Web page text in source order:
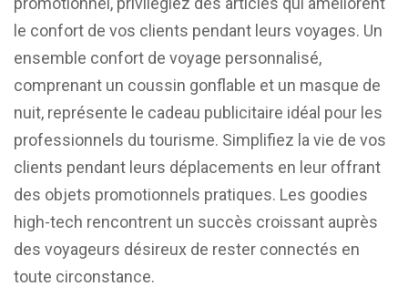
le confort de vos clients pendant leurs voyages. Un
ensemble confort de voyage personnalisé,
comprenant un coussin gonflable et un masque de
nuit, représente le cadeau publicitaire idéal pour les
professionnels du tourisme. Simplifiez la vie de vos
clients pendant leurs déplacements en leur offrant
des objets promotionnels pratiques. Les goodies
high-tech rencontrent un succès croissant auprès
des voyageurs désireux de rester connectés en
toute circonstance.